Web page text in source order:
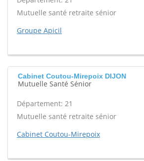
Mutuelle santé retraite sénior
Groupe Apicil
Cabinet Coutou-Mirepoix DIJON
Mutuelle Santé Sénior
Département: 21
Mutuelle santé retraite sénior
Cabinet Coutou-Mirepoix